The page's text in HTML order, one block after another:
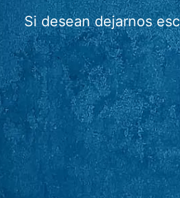
Si desean dejarnos